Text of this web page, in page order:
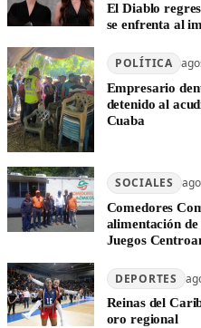
El Diablo
se enfrenta al
POLÍTICA
Empresario
detenido al
Cuaba
SOCIALES
Comedores
alimentación
Juegos
DEPORTES
Reinas del
oro regional